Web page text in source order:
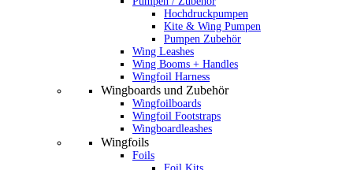
Hochdruckpumpen
Kite & Wing Pumpen
Pumpen Zubehör
Wing Leashes
Wing Booms + Handles
Wingfoil Harness
Wingboards und Zubehör
Wingfoilboards
Wingfoil Footstraps
Wingboardleashes
Wingfoils
Foils